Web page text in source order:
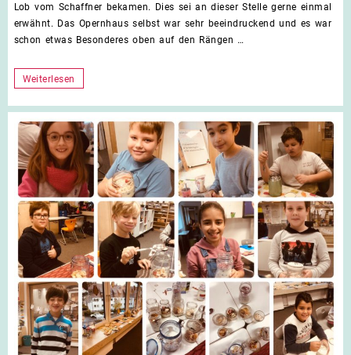
Lob vom Schaffner bekamen. Dies sei an dieser Stelle gerne einmal
erwähnt. Das Opernhaus selbst war sehr beeindruckend und es war
schon etwas Besonderes oben auf den Rängen …
Ein
im
Opernhaus
Weiterlesen